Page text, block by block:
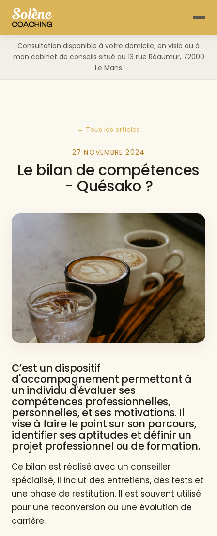
Consultation disponible à votre domicile, en visio ou à
mon cabinet de conseils situé au 13 rue Réaumur, 72000
Le Mans
← Tous les articles
27 NOVEMBRE 2024
Le bilan de compétences
- Quésako ?
C’est un dispositif
d'accompagnement permettant à
un individu d'évaluer ses
compétences professionnelles,
personnelles, et ses motivations. Il
vise à faire le point sur son parcours,
identifier ses aptitudes et définir un
projet professionnel ou de formation.
Ce bilan est réalisé avec un conseiller
spécialisé, il inclut des entretiens, des tests et
une phase de restitution. Il est souvent utilisé
pour une reconversion ou une évolution de
carrière.